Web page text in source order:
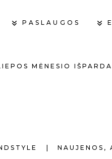
PASLAUGOS
MĖNESIO
NAUJENOS ,